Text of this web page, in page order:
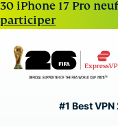
30 iPhone 17 Pro
participer
#1 Best